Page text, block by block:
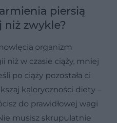
piersią
niż zwykle?
organizm
niż w czasie ciąży, mniej
po ciąży pozostała ci
kaloryczności diety –
do prawidłowej wagi
musisz skrupulatnie